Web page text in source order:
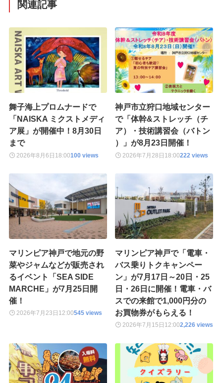
関連記事
舞子海上プロムナードで
「NAISKA ミクストメディ
ア展」が開催中！8月30日
まで
2026年8月6日 18:00100 views
神戸市立狩口地域センター
で「体幹&ストレッチ（チ
ア）・技術講習会（バトン
）」が8月23日開催！
2026年7月28日 18:00222 views
マリンピア神戸で地元の野
菜やジャムなどが販売され
るイベント「SEA SIDE
MARCHE」が7月25日開
催！
2026年7月23日 12:00545 views
マリンピア神戸で「電車・
バス乗りトクキャンペー
ン」が7月17日～20日・25
日・26日に開催！電車・バ
スでの来館で1,000円分の
お買物券がもらえる！
2026年7月15日 12:002,226 views